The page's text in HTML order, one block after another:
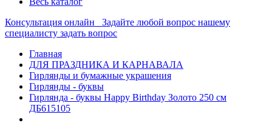
Консультация онлайн
Задайте любой вопрос нашему
специалисту задать вопрос
Главная
ДЛЯ ПРАЗДНИКА И КАРНАВАЛА
Гирлянды и бумажные украшения
Гирлянды - буквы
Гирлянда - буквы Happy Birthday Золото 250 см
ДБ615105